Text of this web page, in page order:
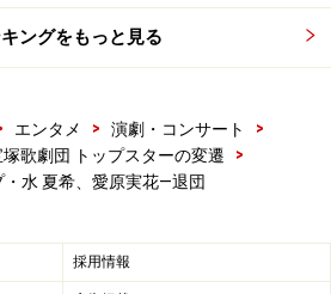
ングをもっと見る
エンタメ > 演劇・コンサート
>
塚歌劇団 トップスターの変遷
>
・水 夏希、愛原実花―退団
採用情報